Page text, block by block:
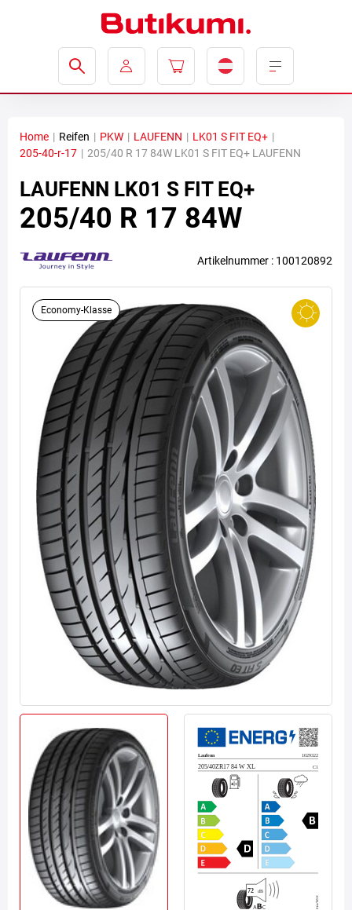
Economy-Klasse
Home | Reifen | PKW | LAUFENN | LK01 S FIT EQ+ |
205-40-r-17 | 205/40 R 17 84W LK01 S FIT EQ+ LAUFENN
LAUFENN LK01 S FIT EQ+
205/40 R 17 84W
Artikelnummer : 100120892